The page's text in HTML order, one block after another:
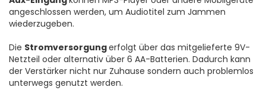
angeschlossen werden, um Audiotitel zum Jammen
wiederzugeben.
Die Stromversorgungerfolgt über das mitgelieferte 9V-
Netzteil oder alternativ über 6 AA-Batterien. Dadurch kann
der Verstärker nicht nur Zuhause sondern auch problemlos
unterwegs genutzt werden.